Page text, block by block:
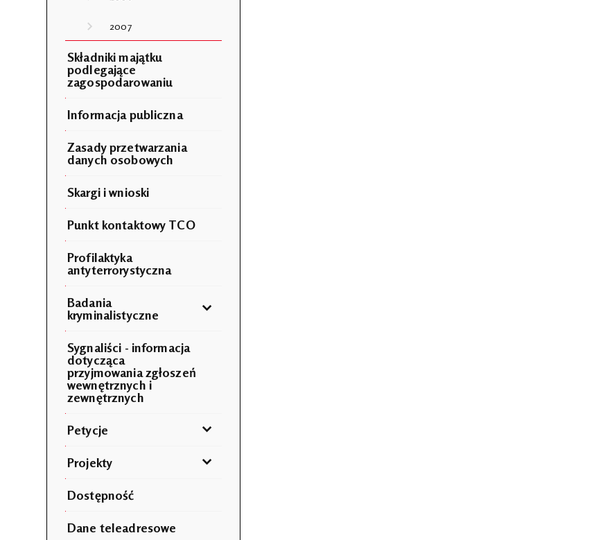
2007
Składniki majątku
podlegające
zagospodarowaniu
Informacja publiczna
Zasady przetwarzania
danych osobowych
Skargi i wnioski
Punkt kontaktowy TCO
Profilaktyka
antyterrorystyczna
Badania
kryminalistyczne
Sygnaliści - informacja
dotycząca
przyjmowania zgłoszeń
wewnętrznych i
zewnętrznych
Petycje
Projekty
Dostępność
Dane teleadresowe